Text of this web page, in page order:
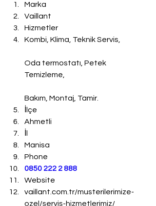
Marka
Vaillant
Hizmetler
Kombi, Klima, Teknik Servis,
Oda termostatı, Petek
Temizleme,
Bakım, Montaj, Tamir.
İlçe
Ahmetli
Manisa
Phone
0850 222 2 888
Website
vaillant.com.tr/musterilerimize-
ozel/servis-hizmetlerimiz/